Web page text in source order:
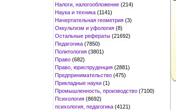
Налоги, налогообложение (214)
Наука и техника (1141)
Начертательная геометрия (3)
Оккультизм и уфология (8)
Остальные рефераты (21692)
Педагогика (7850)
Политология (3801)
Право (682)
Право, юриспруденция (2881)
Предпринимательство (475)
Прикладные науки (1)
Промышленность, производство (7100)
Психология (8692)
психология, педагогика (4121)